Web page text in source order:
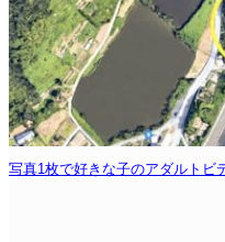
写真1枚で好きな子のアダルトビ